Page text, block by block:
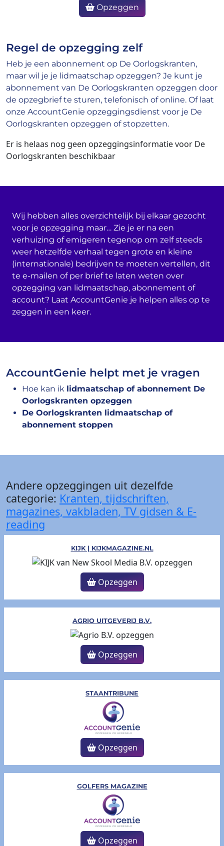
Opzeggen
Regel de opzegging zelf
Heb je een abonnement op De Oorlogskranten,
maar wil je je lidmaatschap opzeggen? Je kunt je
abonnement van De Oorlogskranten opzeggen door
de opzegbrief te sturen, telefonisch of online. Of laat
onze AccountGenie opzeggingsdienst voor je De
Oorlogskranten opzeggen of stopzetten.
Er is helaas nog geen opzeggingsinformatie voor De
Oorlogskranten beschikbaar
Wij hebben alles overzichtelijk bij elkaar gezocht
voor je opzegging maar… Zie je er na een
verhuizing of emigeren tegenop om zelf steeds
weer hetzelfde verhaal tegen grote en kleine
(internationale) bedrijven te moeten vertellen, dit
te e-mailen of per brief te laten weten over
opzegging van lidmaatschap, abonnement of
account? Laat AccountGenie je helpen alles op te
zeggen in een keer.
AccountGenie helpt met je vragen
Hoe kan ik lidmaatschap of abonnement De
Oorlogskranten opzeggen
De Oorlogskranten lidmaatschap of
abonnement stoppen
Andere opzeggingen uit dezelfde
categorie: Kranten, tijdschriften,
magazines, vakbladen, TV gidsen & E-
reading
KIJK | KIJKMAGAZINE.NL
Opzeggen
AGRIO UITGEVERIJ B.V.
Opzeggen
STAANTRIBUNE
Opzeggen
GOLFERS MAGAZINE
Opzeggen